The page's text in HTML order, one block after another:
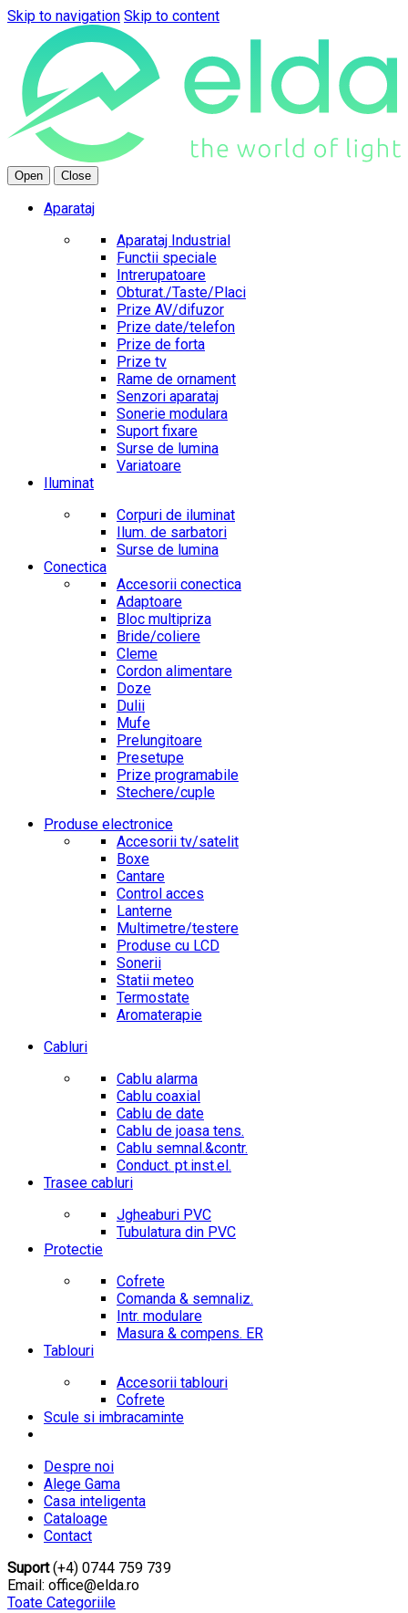
Skip to navigation Skip to content
Open Close
Aparataj
Aparataj Industrial
Functii speciale
Intrerupatoare
Obturat./Taste/Placi
Prize AV/difuzor
Prize date/telefon
Prize de forta
Prize tv
Rame de ornament
Senzori aparataj
Sonerie modulara
Suport fixare
Surse de lumina
Variatoare
Iluminat
Corpuri de iluminat
Ilum. de sarbatori
Surse de lumina
Conectica
Accesorii conectica
Adaptoare
Bloc multipriza
Bride/coliere
Cleme
Cordon alimentare
Doze
Dulii
Mufe
Prelungitoare
Presetupe
Prize programabile
Stechere/cuple
Produse electronice
Accesorii tv/satelit
Boxe
Cantare
Control acces
Lanterne
Multimetre/testere
Produse cu LCD
Sonerii
Statii meteo
Termostate
Aromaterapie
Cabluri
Cablu alarma
Cablu coaxial
Cablu de date
Cablu de joasa tens.
Cablu semnal.&contr.
Conduct. pt.inst.el.
Trasee cabluri
Jgheaburi PVC
Tubulatura din PVC
Protectie
Cofrete
Comanda & semnaliz.
Intr. modulare
Masura & compens. ER
Tablouri
Accesorii tablouri
Cofrete
Scule si imbracaminte
Despre noi
Alege Gama
Casa inteligenta
Cataloage
Contact
Suport(+4) 0744 759 739
Email: office@elda.ro
Toate Categoriile